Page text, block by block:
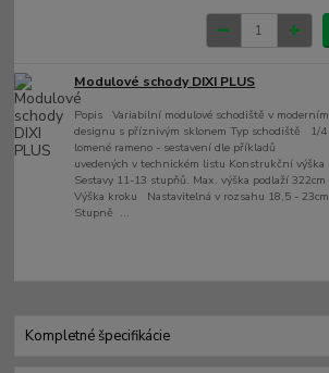
Modulové schody DIXI PLUS
Popis Variabilní modulové schodiště v moderním
designu s příznivým sklonem Typ schodiště 1/4
lomené rameno - sestavení dle příkladů
uvedených v technickém listu Konstrukční výška
Sestavy 11-13 stupňů. Max. výška podlaží 322cm
Výška kroku Nastavitelná v rozsahu 18,5 - 23cm
Stupně ...
Kompletné špecifikácie